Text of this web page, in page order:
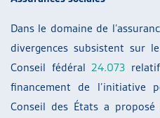
Dans le domaine de
divergences subsistent sur
Conseil fédéral 24.073
financement de l’initiative
Conseil des États a